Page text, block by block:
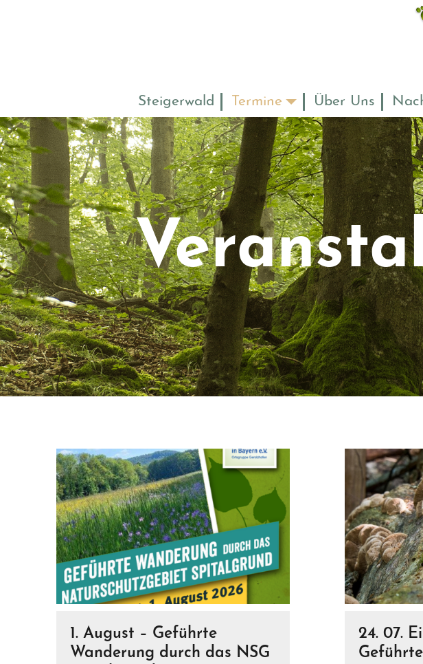
Steigerwald Termine Über Uns
1. August – Geführte
Wanderung durch das NSG
24. 07.